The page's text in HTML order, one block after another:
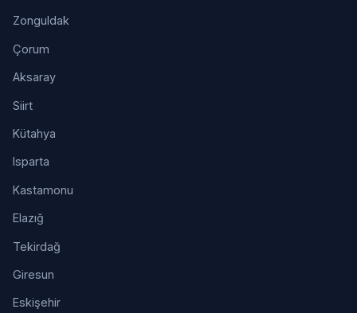
Zonguldak
Çorum
Aksaray
Siirt
Kütahya
Isparta
Kastamonu
Elazığ
Tekirdağ
Giresun
Eskişehir